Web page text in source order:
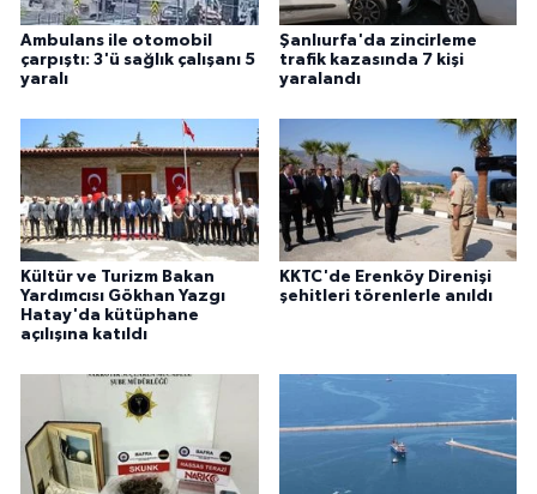
Ambulans ile otomobil
çarpıştı: 3'ü sağlık çalışanı 5
yaralı
Şanlıurfa'da zincirleme
trafik kazasında 7 kişi
yaralandı
Kültür ve Turizm Bakan
Yardımcısı Gökhan Yazgı
Hatay'da kütüphane
açılışına katıldı
KKTC'de Erenköy Direnişi
şehitleri törenlerle anıldı